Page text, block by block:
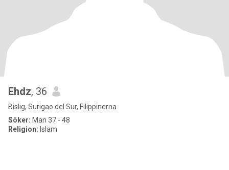
Ehdz, 36
Bislig, Surigao del Sur, Filippinerna
Söker: Man 37 - 48
Religion: Islam